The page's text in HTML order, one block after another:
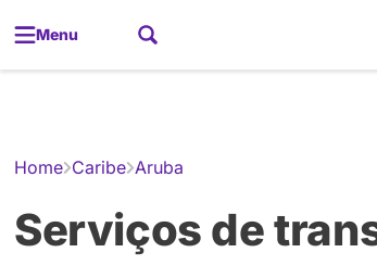
Menu
Home Caribe Aruba
Serviços de